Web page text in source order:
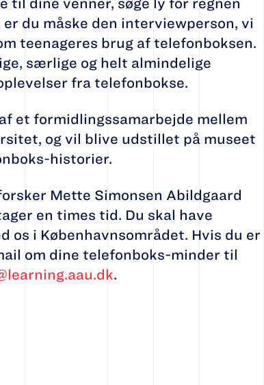
du måske den interviewperson, vi
teenageres brug af telefonboksen.
særlige og helt almindelige
fra telefonbokse.
et formidlingssamarbejde mellem
og vil blive udstillet på museet
historier.
Mette Simonsen Abildgaard
en times tid. Du skal have
os i Københavnsområdet. Hvis du er
om dine telefonboks-minder til
.